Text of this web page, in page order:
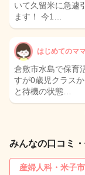
いて久留米に急遽
ます！ 今1…
はじめてのマ
倉敷市水島で保育
すが0歳児クラス
と待機の状態…
みんなの口コミ
産婦人科・米子市